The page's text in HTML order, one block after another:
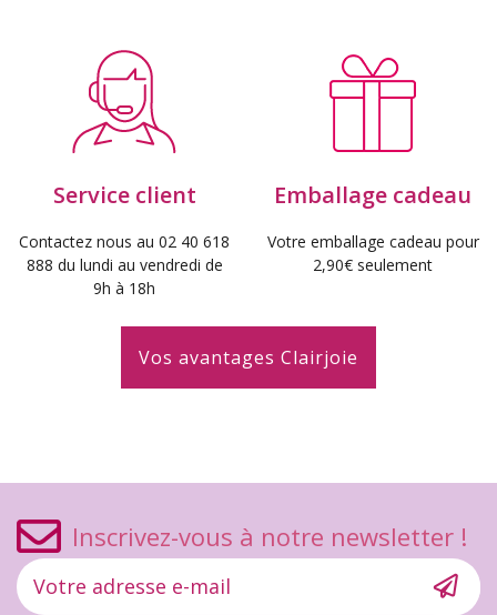
Service client
Contactez nous au 02 40 618
888 du lundi au vendredi de
9h à 18h
Emballage cadeau
Votre emballage cadeau pour
2,90€ seulement
Vos avantages Clairjoie
Inscrivez-vous à notre newsletter !